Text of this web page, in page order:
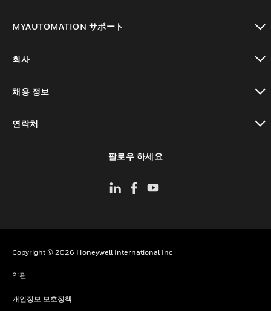
MYAUTOMATION サポート
회사
채용 정보
연락처
팔로우 하세요
Copyright © 2026 Honeywell International Inc
약관
개인정보 보호정책